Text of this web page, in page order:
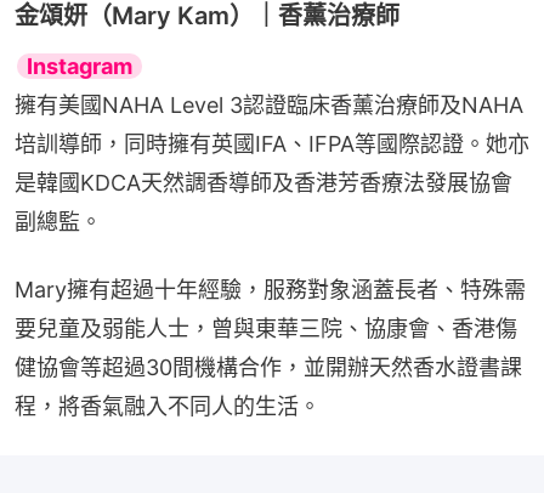
金頌妍（Mary Kam）｜香薰治療師
擁有美國NAHA Level 3認證臨床香薰治療師及NAHA
培訓導師，同時擁有英國IFA、IFPA等國際認證。她亦
是韓國KDCA天然調香導師及香港芳香療法發展協會
副總監。
Mary擁有超過十年經驗，服務對象涵蓋長者、特殊需
要兒童及弱能人士，曾與東華三院、協康會、香港傷
健協會等超過30間機構合作，並開辦天然香水證書課
程，將香氣融入不同人的生活。